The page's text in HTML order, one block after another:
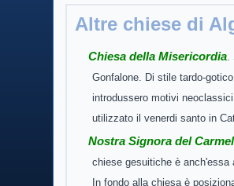
Altre chiese di
Chiesa della Misericordia.
Gonfalone. Di stile tardo-
introdussero motivi
utilizzato il venerdi santo in
Nostra Signora del
chiese gesuitiche è
In fondo alla chiesa è